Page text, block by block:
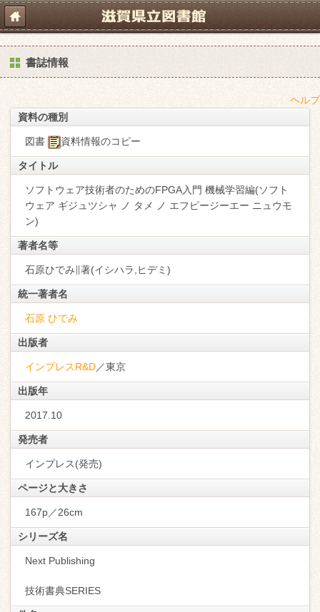
書誌情報
ヘルプ
資料の種別
図書 資料情報のコピー
タイトル
ソフトウェア技術者のためのFPGA入門 機械学習編(ソフト
ウェア ギジュツシャ ノ タメ ノ エフピージーエー ニュウモ
ン)
著者名等
石原ひでみ∥著(イシハラ,ヒデミ)
統一著者名
石原 ひでみ
出版者
インプレスR&D／東京
出版年
2017.10
発売者
インプレス(発売)
ページと大きさ
167p／26cm
シリーズ名
Next Publishing
技術書典SERIES